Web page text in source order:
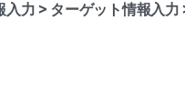
力 > ターゲット情報入力